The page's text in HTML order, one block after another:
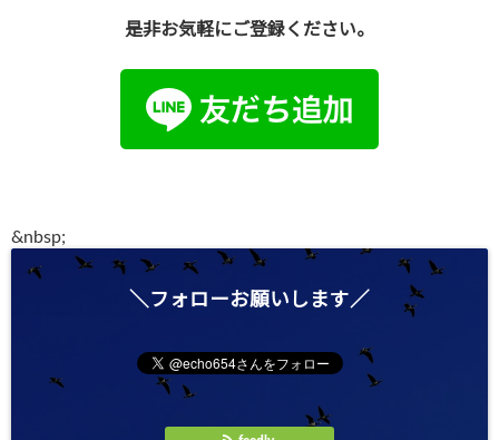
是非お気軽にご登録ください。
&nbsp;
＼フォローお願いします／